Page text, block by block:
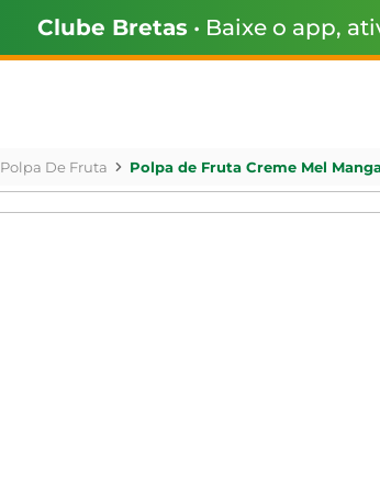
Clube Bretas • Baixe o app,
Polpa De Fruta Polpa de Fruta Creme Mel